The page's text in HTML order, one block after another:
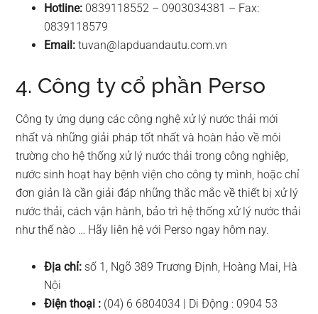
Hotline: 0839118552 – 0903034381 – Fax:
0839118579
Email: tuvan@lapduandautu.com.vn
4. Công ty cổ phần Perso
Công ty ứng dụng các công nghệ xử lý nước thải mới
nhất và những giải pháp tốt nhất và hoàn hảo về môi
trường cho hệ thống xử lý nước thải trong công nghiệp,
nước sinh hoạt hay bệnh viện cho công ty mình, hoặc chỉ
đơn giản là cần giải đáp những thắc mắc về thiết bị xử lý
nước thải, cách vận hành, bảo trì hệ thống xử lý nước thải
như thế nào … Hãy liên hệ với Perso ngay hôm nay.
Địa chỉ: số 1, Ngõ 389 Trương Định, Hoàng Mai, Hà
Nội
Điện thoại : (04) 6 6804034 | Di Động : 0904 53